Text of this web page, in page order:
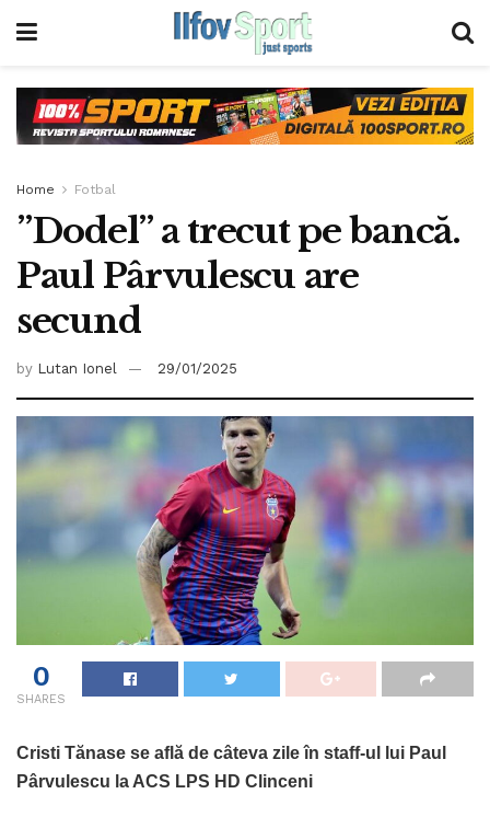
Home Fotbal
”Dodel” a trecut pe bancă.
Paul Pârvulescu are
secund
by Lutan Ionel 29/01/2025
0
SHARES
Cristi Tănase se află de câteva zile în staff-ul lui Paul
Pârvulescu la ACS LPS HD Clinceni